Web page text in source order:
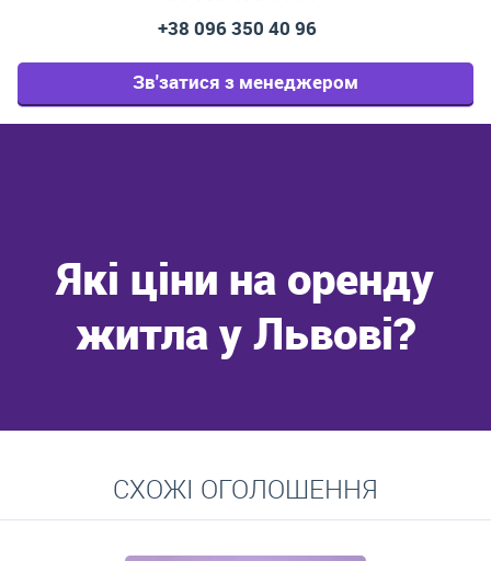
+38 096 350 40 96
Зв'затися з менеджером
Які ціни на оренду
житла у Львові?
Середні ціни на довготривалу оренду квартир, особняків,
кімнат
СХОЖІ ОГОЛОШЕННЯ